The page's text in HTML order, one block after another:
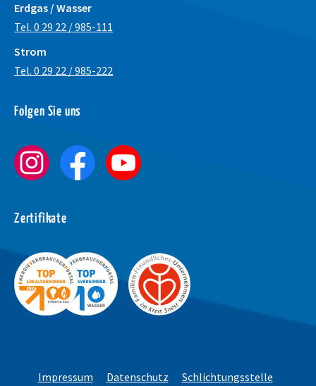
Erdgas / Wasser
Tel. 0 29 22 / 985-111
Strom
Tel. 0 29 22 / 985-222
Folgen Sie uns
Zertifikate
Impressum Datenschutz Schlichtungsstelle